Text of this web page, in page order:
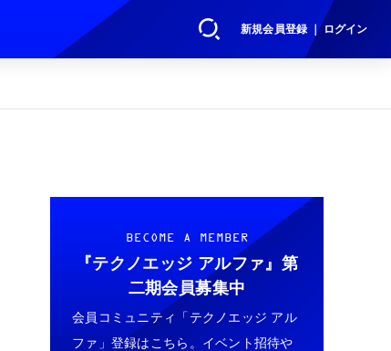
新規会員登録 ｜ ログイン
BECOME A MEMBER
『テクノエッジ アルファ』 第
二期会員募集中
会員コミュニティ「テクノエッジ アル
ファ」登録はこちら。イベント招待や